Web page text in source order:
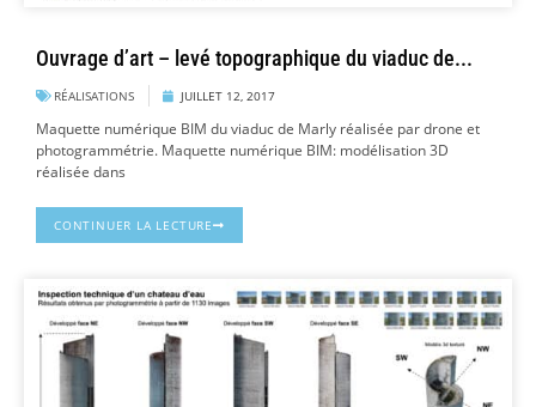
Ouvrage d’art – levé topographique du viaduc de...
RÉALISATIONS JUILLET 12, 2017
Maquette numérique BIM du viaduc de Marly réalisée par drone et
photogrammétrie. Maquette numérique BIM: modélisation 3D
réalisée dans
CONTINUER LA LECTURE